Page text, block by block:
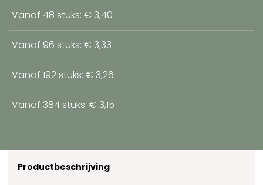
Vanaf 48 stuks: € 3,40
Vanaf 96 stuks: € 3,33
Vanaf 192 stuks: € 3,26
Vanaf 384 stuks: € 3,15
Productbeschrijving